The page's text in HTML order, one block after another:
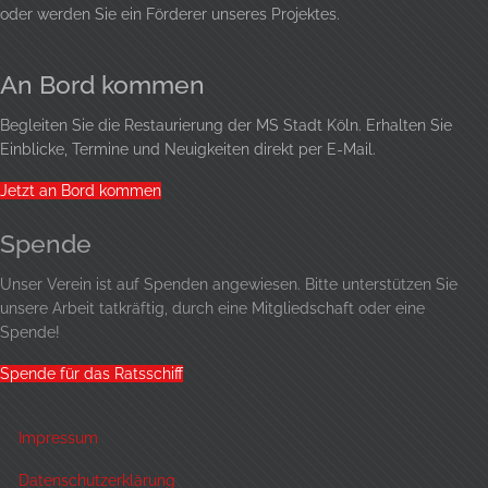
oder werden Sie ein Förderer unseres Projektes.
An Bord kommen
Begleiten Sie die Restaurierung der MS Stadt Köln. Erhalten Sie
Einblicke, Termine und Neuigkeiten direkt per E-Mail.
Jetzt an Bord kommen
Spende
Unser Verein ist auf Spenden angewiesen. Bitte unterstützen Sie
unsere Arbeit tatkräftig, durch eine Mitgliedschaft oder eine
Spende!
Spende für das Ratsschiff
Impressum
Datenschutzerklärung